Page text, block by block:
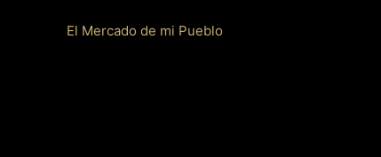
El Mercado de mi Pueblo